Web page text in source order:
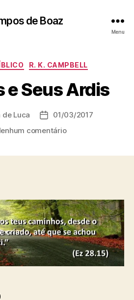
de Boaz
Menu
C
t
e
o
r
R. K. CAMPBELL
e Seus Ardis
de Luca
D
d
b
l
i
c
a
ç
ã
01/03/2017
comentárioe
á
s
e
S
e
u